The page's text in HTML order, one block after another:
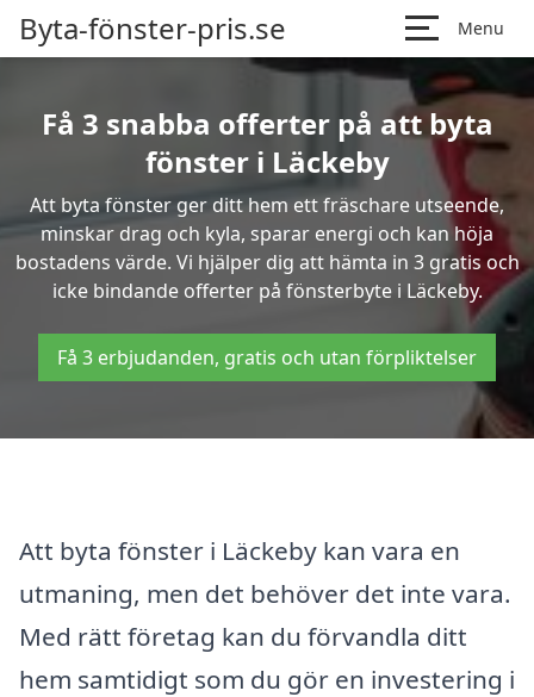
Byta-fönster-pris.se Menu
Få 3 snabba offerter på att byta
fönster i Läckeby
Att byta fönster ger ditt hem ett fräschare utseende,
minskar drag och kyla, sparar energi och kan höja
bostadens värde. Vi hjälper dig att hämta in 3 gratis och
icke bindande offerter på fönsterbyte i Läckeby.
Få 3 erbjudanden, gratis och utan förpliktelser
Att byta fönster i Läckeby kan vara en
utmaning, men det behöver det inte vara.
Med rätt företag kan du förvandla ditt
hem samtidigt som du gör en investering i